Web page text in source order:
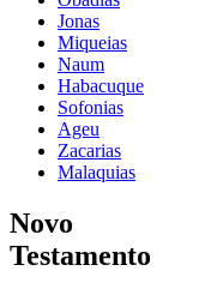
Jonas
Miqueias
Naum
Habacuque
Sofonias
Ageu
Zacarias
Malaquias
Novo
Testamento